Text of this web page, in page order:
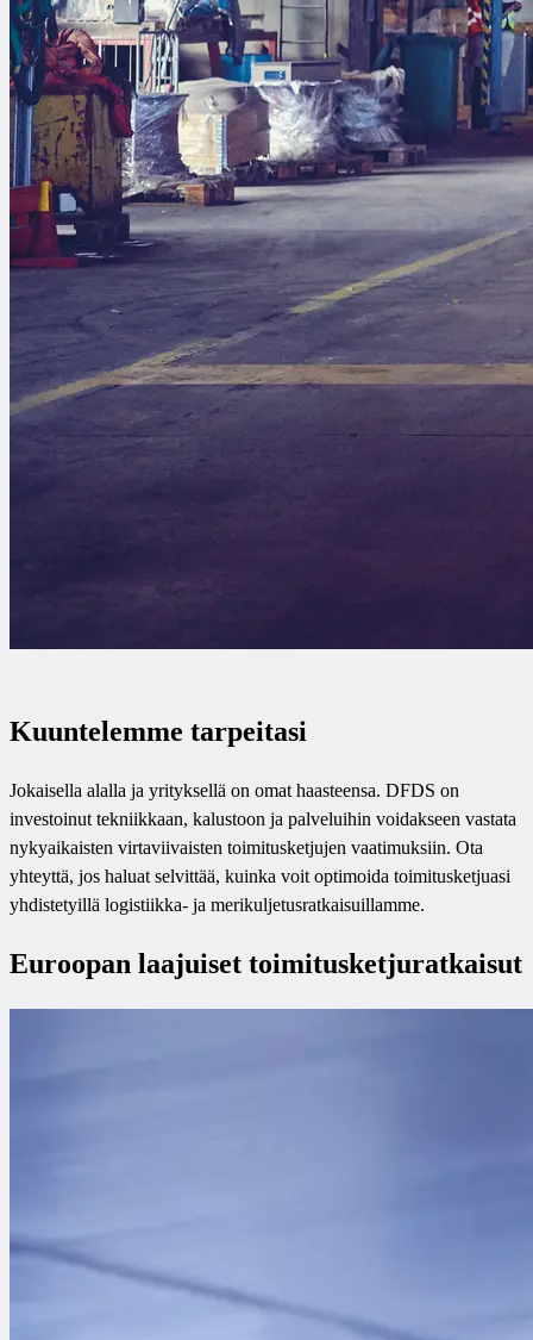
Kuuntelemme tarpeitasi
Jokaisella alalla ja yrityksellä on omat haasteensa. DFDS on
investoinut tekniikkaan, kalustoon ja palveluihin voidakseen vastata
nykyaikaisten virtaviivaisten toimitusketjujen vaatimuksiin. Ota
yhteyttä, jos haluat selvittää, kuinka voit optimoida toimitusketjuasi
yhdistetyillä logistiikka- ja merikuljetusratkaisuillamme.
Euroopan laajuiset toimitusketjuratkaisut